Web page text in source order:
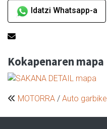
Idatzi Whatsapp-a
Kokapenaren mapa
MOTORRA / Auto